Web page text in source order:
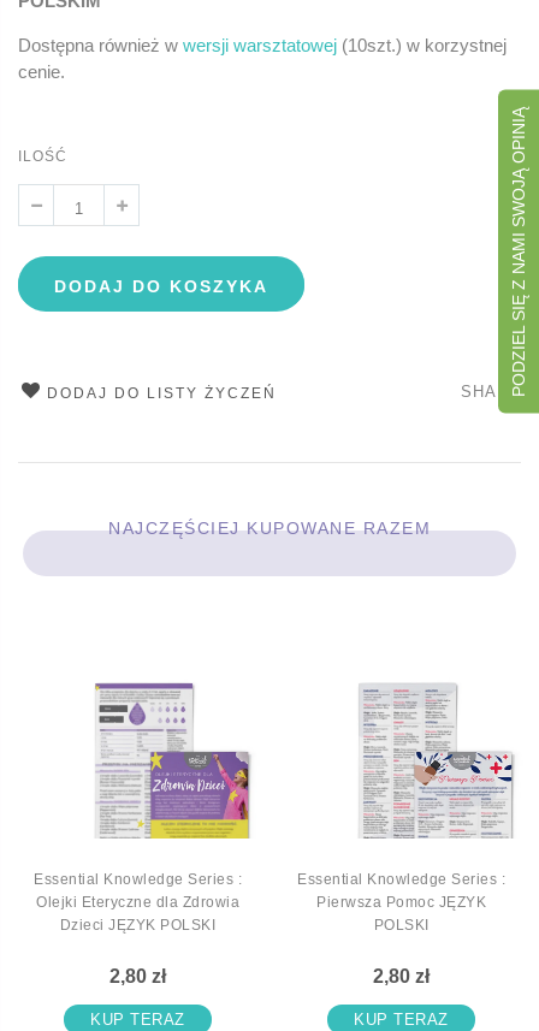
Dostępna również w wersji warsztatowej (10szt.) w korzystnej
cenie.
ILOŚĆ
DODAJ DO KOSZYKA
DODAJ DO LISTY ŻYCZEŃ SHARE
NAJCZĘŚCIEJ KUPOWANE RAZEM
Essential Knowledge Series :
Olejki Eteryczne dla Zdrowia
Dzieci JĘZYK POLSKI
2,80 zł
KUP TERAZ
Essential Knowledge Series :
Pierwsza Pomoc JĘZYK
POLSKI
2,80 zł
KUP TERAZ
PODZIEL SIĘ Z NAMI SWOJĄ OPINIĄ